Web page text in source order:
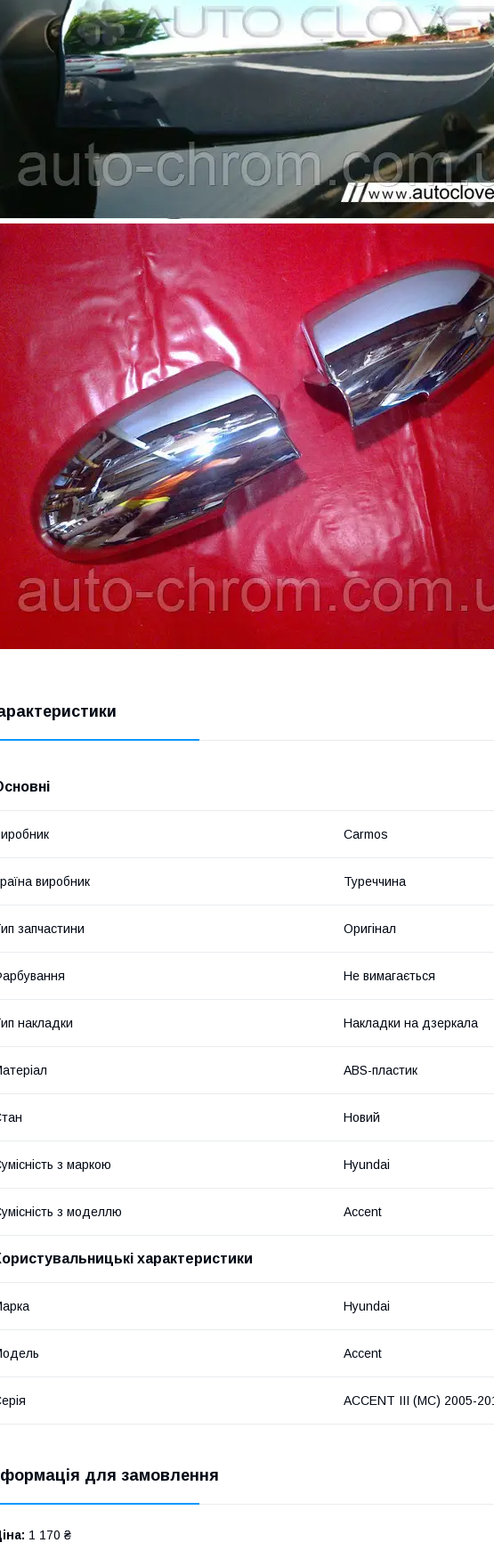
Carmos
виробник Туреччина
запчастини Оригінал
Не вимагається
накладки Накладки на дзеркала
ABS-пластик
Новий
з маркою Hyundai
з моделлю Accent
характеристики
Hyundai
Accent
ACCENT III (MC) 2005-
для замовлення
1 170 ₴